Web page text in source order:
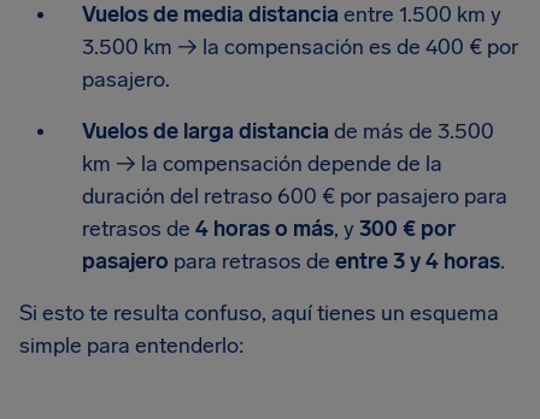
Vuelos de media distancia entre 1.500 km y
3.500 km → la compensación es de 400 € por
pasajero.
Vuelos de larga distancia de más de 3.500
km → la compensación depende de la
duración del retraso 600 € por pasajero para
retrasos de 4 horas o más, y300 € por
pasajero para retrasos de entre 3 y 4 horas.
Si esto te resulta confuso, aquí tienes un esquema
simple para entenderlo: